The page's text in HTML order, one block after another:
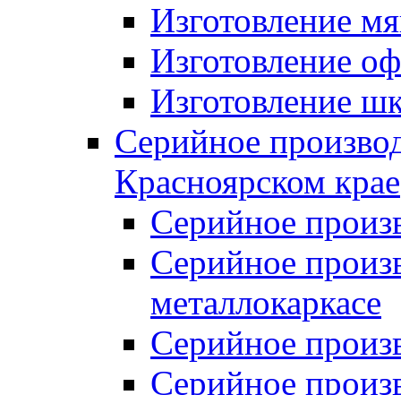
Изготовление
Изготовление
Изготовление
Серийное
Красноярском крае
Серийное
Серийное
металлокаркасе
Серийное
Серийное